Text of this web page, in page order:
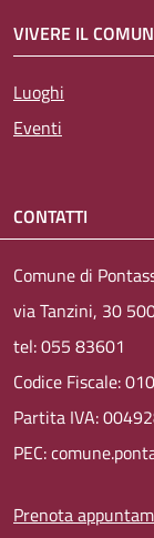
VIVERE IL
Luoghi
Eventi
CONTATTI
Comune di
via Tanzini, 30
tel: 055 83601
Codice Fiscale:
Partita IVA:
PEC:
Menu
Prenota